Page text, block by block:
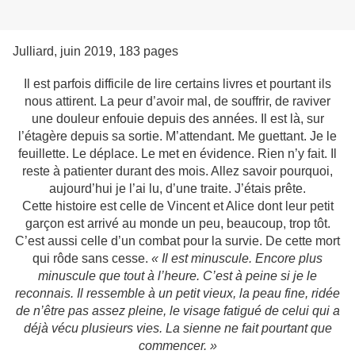
Julliard, juin 2019, 183 pages
Il est parfois difficile de lire certains livres et pourtant ils
nous attirent. La peur d’avoir mal, de souffrir, de raviver
une douleur enfouie depuis des années. Il est là, sur
l’étagère depuis sa sortie. M’attendant. Me guettant. Je le
feuillette. Le déplace. Le met en évidence. Rien n’y fait. Il
reste à patienter durant des mois. Allez savoir pourquoi,
aujourd’hui je l’ai lu, d’une traite. J’étais prête.
Cette histoire est celle de Vincent et Alice dont leur petit
garçon est arrivé au monde un peu, beaucoup, trop tôt.
C’est aussi celle d’un combat pour la survie. De cette mort
qui rôde sans cesse. « Il est minuscule. Encore plus
minuscule que tout à l’heure. C’est à peine si je le
reconnais. Il ressemble à un petit vieux, la peau fine, ridée
de n’être pas assez pleine, le visage fatigué de celui qui a
déjà vécu plusieurs vies. La sienne ne fait pourtant que
commencer. »